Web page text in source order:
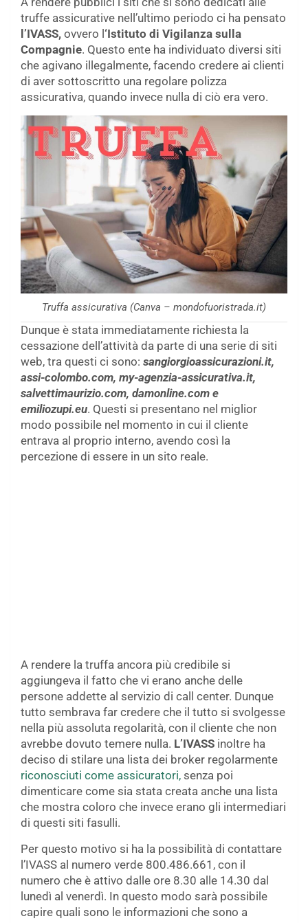
truffe assicurative nell’ultimo periodo ci ha pensato
l’IVASS, ovvero l ‘Istituto di Vigilanza sulla
Compagnie. Questo ente ha individuato diversi siti
che agivano illegalmente, facendo credere ai clienti
di aver sottoscritto una regolare polizza
assicurativa, quando invece nulla di ciò era vero.
Truffa assicurativa (Canva – mondofuoristrada.it)
Dunque è stata immediatamente richiesta la
cessazione dell’attività da parte di una serie di siti
web, tra questi ci sono: sangiorgioassicurazioni.it,
assi-colombo.com, my-agenzia-assicurativa.it,
salvettimaurizio.com, damonline.com e
emiliozupi.eu. Questi si presentano nel miglior
modo possibile nel momento in cui il cliente
entrava al proprio interno, avendo così la
percezione di essere in un sito reale.
A rendere la truffa ancora più credibile si
aggiungeva il fatto che vi erano anche delle
persone addette al servizio di call center. Dunque
tutto sembrava far credere che il tutto si svolgesse
nella più assoluta regolarità, con il cliente che non
avrebbe dovuto temere nulla. L’IVASS inoltre ha
deciso di stilare una lista dei broker regolarmente
riconosciuti come assicuratori, senza poi
dimenticare come sia stata creata anche una lista
che mostra coloro che invece erano gli intermediari
di questi siti fasulli.
Per questo motivo si ha la possibilità di contattare
l’IVASS al numero verde 800.486.661, con il
numero che è attivo dalle ore 8.30 alle 14.30 dal
lunedì al venerdì. In questo modo sarà possibile
capire quali sono le informazioni che sono a